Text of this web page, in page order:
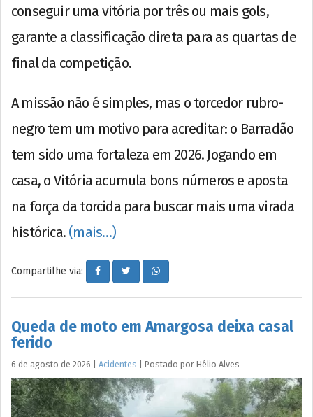
conseguir uma vitória por três ou mais gols,
garante a classificação direta para as quartas de
final da competição.
A missão não é simples, mas o torcedor rubro-
negro tem um motivo para acreditar: o Barradão
tem sido uma fortaleza em 2026. Jogando em
casa, o Vitória acumula bons números e aposta
na força da torcida para buscar mais uma virada
histórica. (mais…)
Compartilhe via:
Queda de moto em Amargosa deixa casal
ferido
6 de agosto de 2026 Acidentes Postado por Hélio Alves